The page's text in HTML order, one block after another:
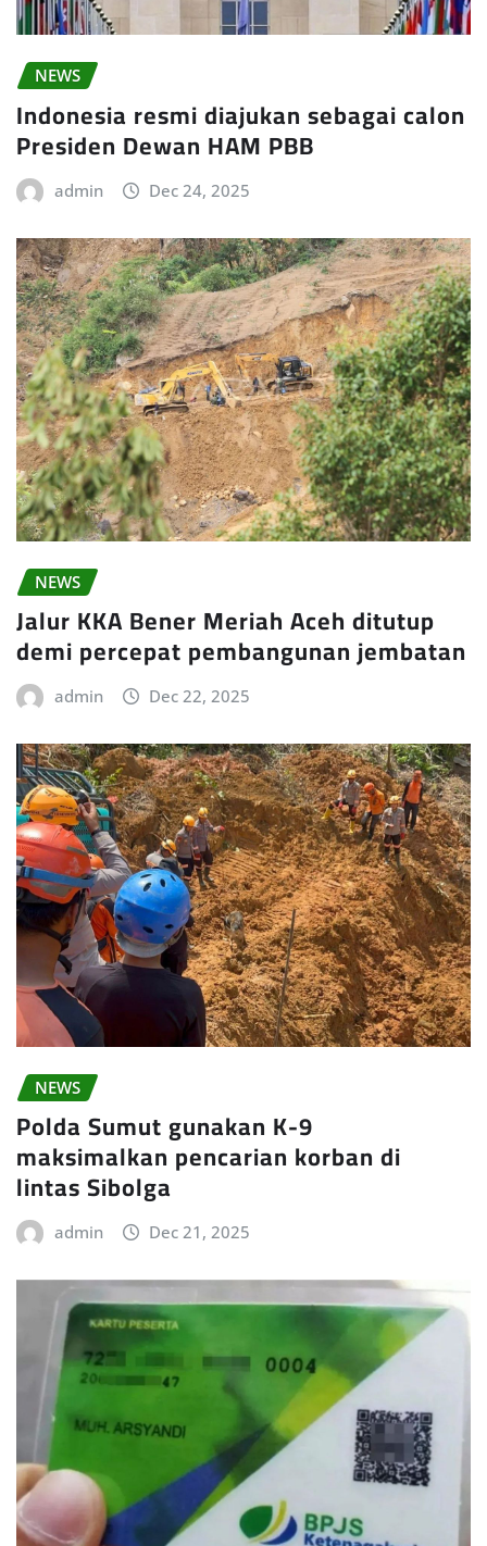
NEWS
Indonesia resmi diajukan sebagai calon
Presiden Dewan HAM PBB
admin Dec 24, 2025
NEWS
Jalur KKA Bener Meriah Aceh ditutup
demi percepat pembangunan jembatan
admin Dec 22, 2025
NEWS
Polda Sumut gunakan K-9
maksimalkan pencarian korban di
lintas Sibolga
admin Dec 21, 2025